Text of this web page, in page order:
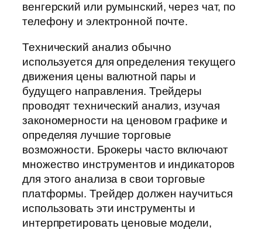
венгерский или румынский, через чат, по
телефону и электронной почте.
Технический анализ обычно
используется для определения текущего
движения цены валютной пары и
будущего направления. Трейдеры
проводят технический анализ, изучая
закономерности на ценовом графике и
определяя лучшие торговые
возможности. Брокеры часто включают
множество инструментов и индикаторов
для этого анализа в свои торговые
платформы. Трейдер должен научиться
использовать эти инструменты и
интерпретировать ценовые модели,